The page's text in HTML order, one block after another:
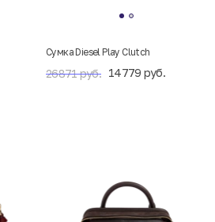
Сумка Diesel Play Clutch
26871 руб. 14779 руб.